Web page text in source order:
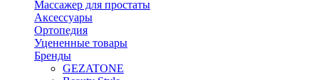
Массажер для простаты
Аксессуары
Ортопедия
Уцененные товары
Бренды
GEZATONE